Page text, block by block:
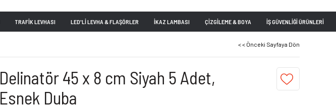
TRAFİK LEVHASI LED'Lİ LEVHA & FLAŞÖRLER İKAZ LAMBASI ÇİZGİLEME & BOYA İŞ GÜVENLİĞİ ÜRÜNLERİ
< < Önceki Sayfaya Dön
Delinatör 45 x 8 cm Siyah 5 Adet,
Esnek Duba